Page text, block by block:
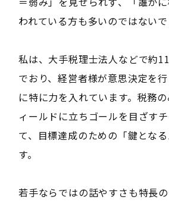
われている方も多いのではない
私は、大手税理士法人などで約
でおり、経営者様が意思決定を
に特に力を入れています。税務
ィールドに立ちゴールを目ざす
て、目標達成のための「鍵とな
す。
若手ならではの話やすさも特長